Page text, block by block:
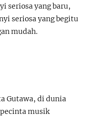
seriosa yang baru,
seriosa yang begitu
mudah.
Gutawa, di dunia
musik